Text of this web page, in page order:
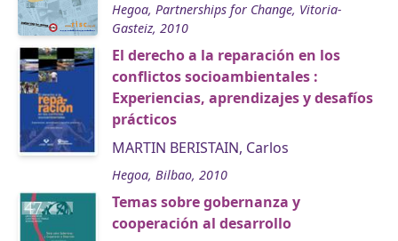
Hegoa, Partnerships for Change, Vitoria-
Gasteiz, 2010
El derecho a la reparación en los
conflictos socioambientales :
Experiencias, aprendizajes y desafíos
prácticos
MARTIN BERISTAIN, Carlos
Hegoa, Bilbao, 2010
Temas sobre gobernanza y
cooperación al desarrollo